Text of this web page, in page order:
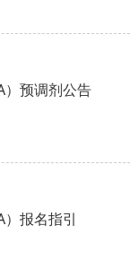
）预调剂公告
报名指引